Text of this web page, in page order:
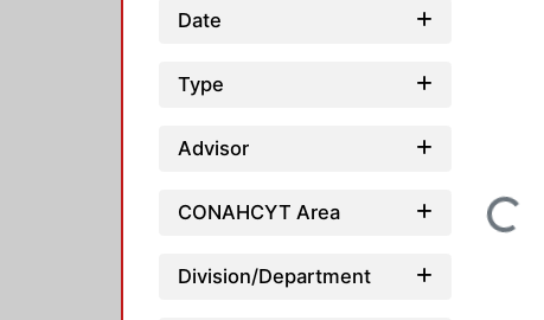
Date
Type
Advisor
CONAHCYT Area
Division/Department
Loading...